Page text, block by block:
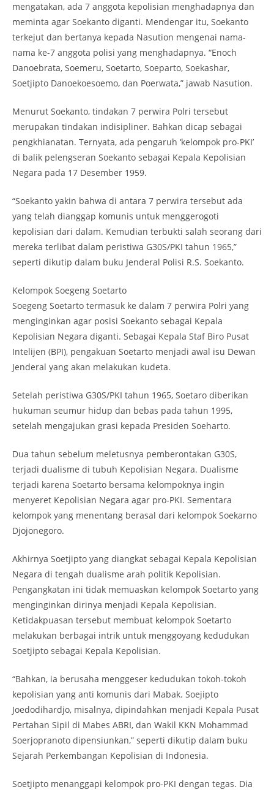
mengatakan, ada 7 anggota kepolisian menghadapnya dan
meminta agar Soekanto diganti. Mendengar itu, Soekanto
terkejut dan bertanya kepada Nasution mengenai nama-
nama ke-7 anggota polisi yang menghadapnya. “Enoch
Danoebrata, Soemeru, Soetarto, Soeparto, Soekashar,
Soetjipto Danoekoesoemo, dan Poerwata,” jawab Nasution.
Menurut Soekanto, tindakan 7 perwira Polri tersebut
merupakan tindakan indisipliner. Bahkan dicap sebagai
pengkhianatan. Ternyata, ada pengaruh ‘kelompok pro-PKI’
di balik pelengseran Soekanto sebagai Kepala Kepolisian
Negara pada 17 Desember 1959.
“Soekanto yakin bahwa di antara 7 perwira tersebut ada
yang telah dianggap komunis untuk menggerogoti
kepolisian dari dalam. Kemudian terbukti salah seorang dari
mereka terlibat dalam peristiwa G30S/PKI tahun 1965,”
seperti dikutip dalam buku Jenderal Polisi R.S. Soekanto.
Kelompok Soegeng Soetarto
Soegeng Soetarto termasuk ke dalam 7 perwira Polri yang
menginginkan agar posisi Soekanto sebagai Kepala
Kepolisian Negara diganti. Sebagai Kepala Staf Biro Pusat
Intelijen (BPI), pengakuan Soetarto menjadi awal isu Dewan
Jenderal yang akan melakukan kudeta.
Setelah peristiwa G30S/PKI tahun 1965, Soetaro diberikan
hukuman seumur hidup dan bebas pada tahun 1995,
setelah mengajukan grasi kepada Presiden Soeharto.
Dua tahun sebelum meletusnya pemberontakan G30S,
terjadi dualisme di tubuh Kepolisian Negara. Dualisme
terjadi karena Soetarto bersama kelompoknya ingin
menyeret Kepolisian Negara agar pro-PKI. Sementara
kelompok yang menentang berasal dari kelompok Soekarno
Djojonegoro.
Akhirnya Soetjipto yang diangkat sebagai Kepala Kepolisian
Negara di tengah dualisme arah politik Kepolisian.
Pengangkatan ini tidak memuaskan kelompok Soetarto yang
menginginkan dirinya menjadi Kepala Kepolisian.
Ketidakpuasan tersebut membuat kelompok Soetarto
melakukan berbagai intrik untuk menggoyang kedudukan
Soetjipto sebagai Kepala Kepolisian.
“Bahkan, ia berusaha menggeser kedudukan tokoh-tokoh
kepolisian yang anti komunis dari Mabak. Soejipto
Joedodihardjo, misalnya, dipindahkan menjadi Kepala Pusat
Pertahan Sipil di Mabes ABRI, dan Wakil KKN Mohammad
Soerjopranoto dipensiunkan,” seperti dikutip dalam buku
Sejarah Perkembangan Kepolisian di Indonesia.
Soetjipto menanggapi kelompok pro-PKI dengan tegas. Dia